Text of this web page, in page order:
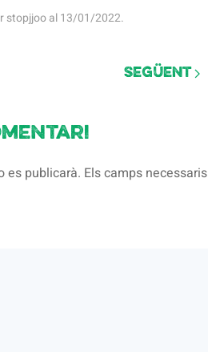
stopjjooal13/01/2022.
Següent
es publicarà. Els camps necessaris